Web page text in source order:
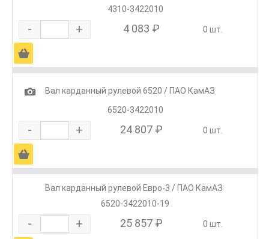
4310-3422010
- + 4 083 ₽ 0 шт.
Ä
1
Вал карданный рулевой 6520 / ПАО КамАЗ
6520-3422010
- + 24 807 ₽ 0 шт.
Ä
Вал карданный рулевой Евро-3 / ПАО КамАЗ
6520-3422010-19
- + 25 857 ₽ 0 шт.